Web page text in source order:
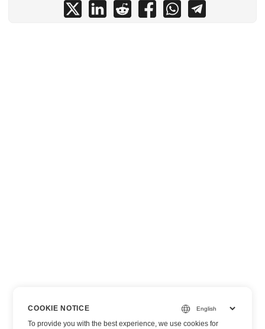
COOKIE NOTICE
To provide you with the best experience, we use cookies for